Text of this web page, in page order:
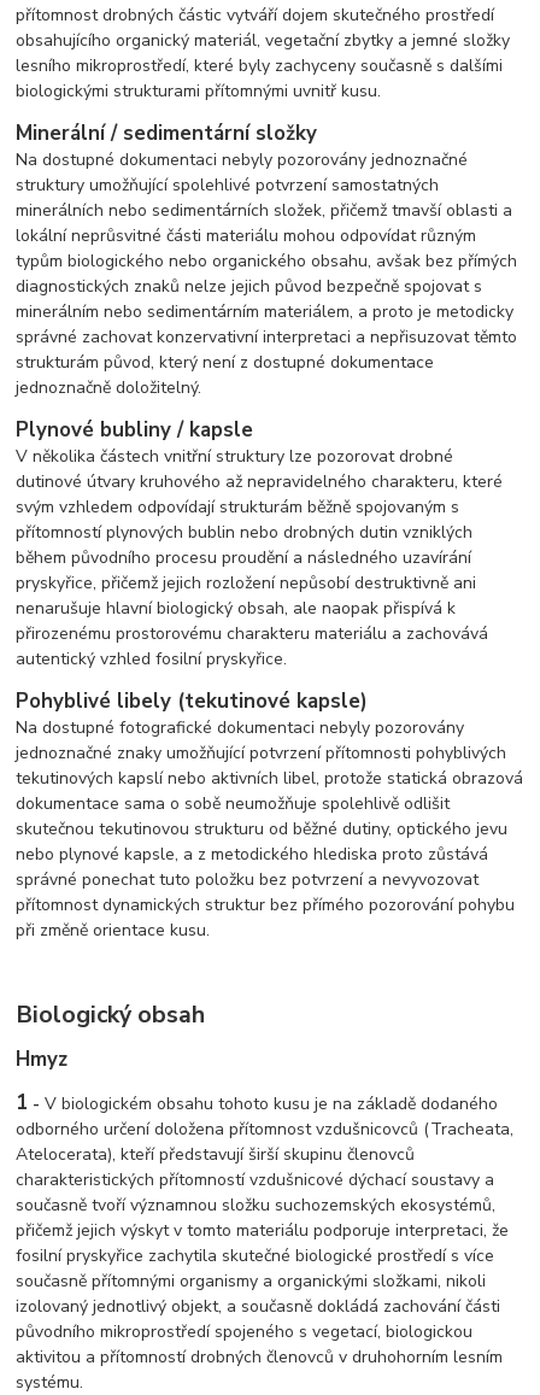
přítomnost drobných částic vytváří dojem skutečného prostředí
obsahujícího organický materiál, vegetační zbytky a jemné složky
lesního mikroprostředí, které byly zachyceny současně s dalšími
biologickými strukturami přítomnými uvnitř kusu.
Minerální / sedimentární složky
Na dostupné dokumentaci nebyly pozorovány jednoznačné
struktury umožňující spolehlivé potvrzení samostatných
minerálních nebo sedimentárních složek, přičemž tmavší oblasti a
lokální neprůsvitné části materiálu mohou odpovídat různým
typům biologického nebo organického obsahu, avšak bez přímých
diagnostických znaků nelze jejich původ bezpečně spojovat s
minerálním nebo sedimentárním materiálem, a proto je metodicky
správné zachovat konzervativní interpretaci a nepřisuzovat těmto
strukturám původ, který není z dostupné dokumentace
jednoznačně doložitelný.
Plynové bubliny / kapsle
V několika částech vnitřní struktury lze pozorovat drobné
dutinové útvary kruhového až nepravidelného charakteru, které
svým vzhledem odpovídají strukturám běžně spojovaným s
přítomností plynových bublin nebo drobných dutin vzniklých
během původního procesu proudění a následného uzavírání
pryskyřice, přičemž jejich rozložení nepůsobí destruktivně ani
nenarušuje hlavní biologický obsah, ale naopak přispívá k
přirozenému prostorovému charakteru materiálu a zachovává
autentický vzhled fosilní pryskyřice.
Pohyblivé libely (tekutinové kapsle)
Na dostupné fotografické dokumentaci nebyly pozorovány
jednoznačné znaky umožňující potvrzení přítomnosti pohyblivých
tekutinových kapslí nebo aktivních libel, protože statická obrazová
dokumentace sama o sobě neumožňuje spolehlivě odlišit
skutečnou tekutinovou strukturu od běžné dutiny, optického jevu
nebo plynové kapsle, a z metodického hlediska proto zůstává
správné ponechat tuto položku bez potvrzení a nevyvozovat
přítomnost dynamických struktur bez přímého pozorování pohybu
při změně orientace kusu.
Biologický obsah
Hmyz
1 - V biologickém obsahu tohoto kusu je na základě dodaného
odborného určení doložena přítomnost vzdušnicovců (Tracheata,
Atelocerata), kteří představují širší skupinu členovců
charakteristických přítomností vzdušnicové dýchací soustavy a
současně tvoří významnou složku suchozemských ekosystémů,
přičemž jejich výskyt v tomto materiálu podporuje interpretaci, že
fosilní pryskyřice zachytila skutečné biologické prostředí s více
současně přítomnými organismy a organickými složkami, nikoli
izolovaný jednotlivý objekt, a současně dokládá zachování části
původního mikroprostředí spojeného s vegetací, biologickou
aktivitou a přítomností drobných členovců v druhohorním lesním
systému.